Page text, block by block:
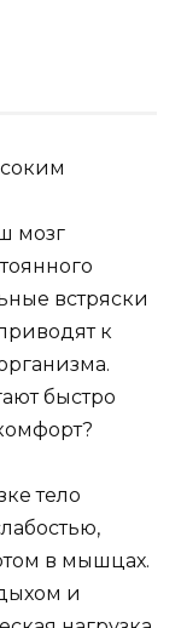
мозг
встряски
к
быстро
тело
в мышцах.
и